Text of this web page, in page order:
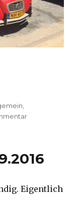
zu
Eigentlich